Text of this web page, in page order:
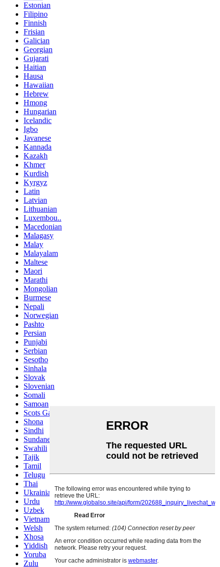
Estonian
Filipino
Finnish
Frisian
Galician
Georgian
Gujarati
Haitian
Hausa
Hawaiian
Hebrew
Hmong
Hungarian
Icelandic
Igbo
Javanese
Kannada
Kazakh
Khmer
Kurdish
Kyrgyz
Latin
Latvian
Lithuanian
Luxembou..
Macedonian
Malagasy
Malay
Malayalam
Maltese
Maori
Marathi
Mongolian
Burmese
Nepali
Norwegian
Pashto
Persian
Punjabi
Serbian
Sesotho
Sinhala
Slovak
Slovenian
Somali
Samoan
Scots Gaelic
Shona
Sindhi
Sundanese
Swahili
Tajik
Tamil
Telugu
Thai
Ukrainian
Urdu
Uzbek
Vietnamese
Welsh
Xhosa
Yiddish
Yoruba
Zulu